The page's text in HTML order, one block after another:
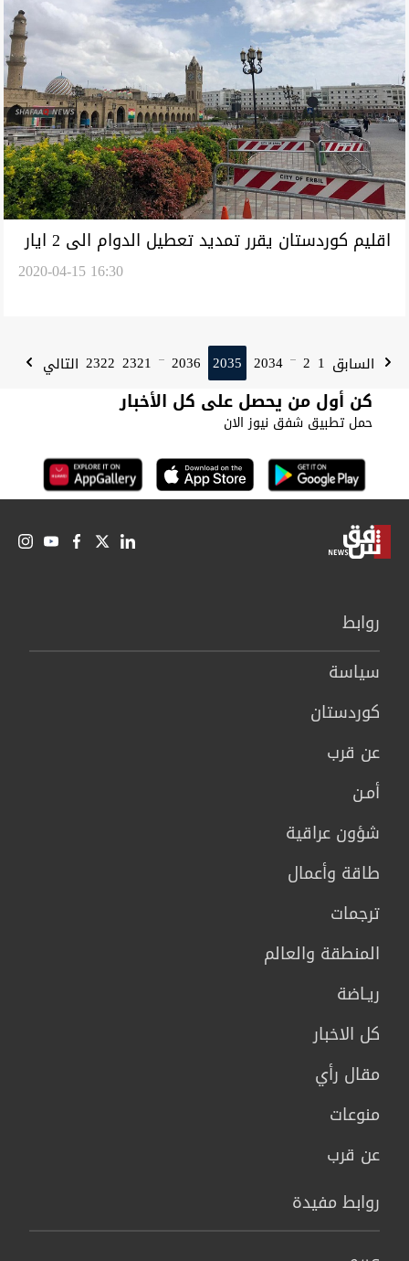
اقليم كوردستان يقرر تمديد تعطيل الدوام الى 2 ايار
2020-04-15 16:30
السابق 1
2
...
2034
2035
2036
...
2321
2322 التالي
كن أول من يحصل على كل الأخبار
حمل تطبيق شفق نيوز الان
روابط
سیاسة
كوردستان
عن قرب
أمـن
شؤون عراقية
طاقة وأعمال
ترجمات
المنطقة والعالم
ريـاضة
كل الاخبار
مقال رأي
منوعات
عن قرب
روابط مفيدة